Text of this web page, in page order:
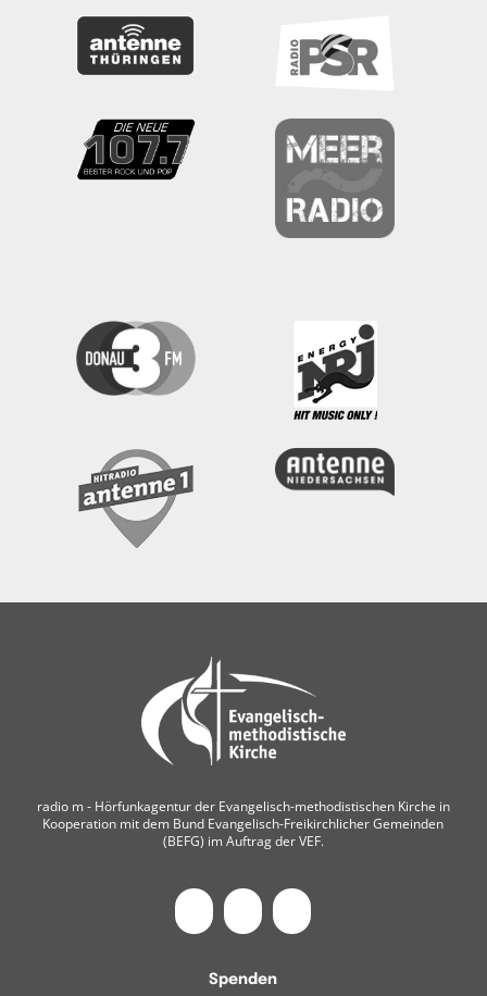
radio m ‐ Hörfunkagentur der Evangelisch-methodistischen Kirche in
Kooperation mit dem Bund Evangelisch-Freikirchlicher Gemeinden
(BEFG) im Auftrag der VEF.
Spenden